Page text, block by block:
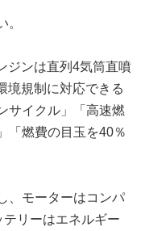
。
ジンは直列4気筒直噴
境規制に対応できる
サイクル」「高速燃
「燃費の目玉を40％
、モーターはコンパ
テリーはエネルギー